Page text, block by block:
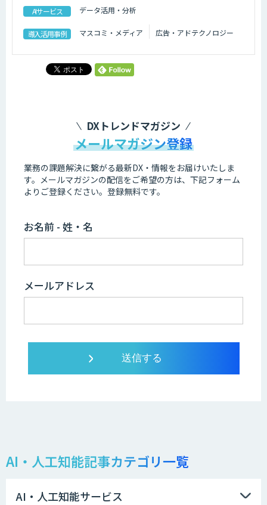
AIサービス データ活用・分析
導入活用事例 マスコミ・メディア 広告・アドテクノロジー
DXトレンドマガジン
メールマガジン登録
業務の課題解決に繋がる最新DX・情報をお届けいたしま
す。 メールマガジンの配信をご希望の方は、下記フォーム
よりご登録ください。登録無料です。
お名前 - 姓・名
メールアドレス
AI・人工知能記事カテゴリ一覧
AI・人工知能サービス